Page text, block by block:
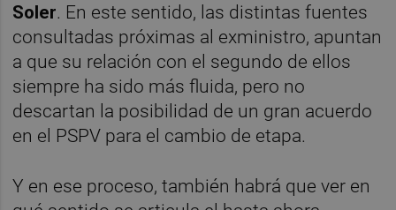
Soler. En este sentido, las distintas fuentes
consultadas próximas al exministro, apuntan
a que su relación con el segundo de ellos
siempre ha sido más fluida, pero no
descartan la posibilidad de un gran acuerdo
en el PSPV para el cambio de etapa.
Y en ese proceso, también habrá que ver en